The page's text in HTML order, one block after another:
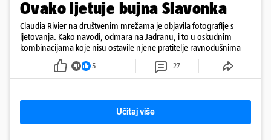
Ovako ljetuje bujna Slavonka
Claudia Rivier na društvenim mrežama je objavila fotografije s
ljetovanja. Kako navodi, odmara na Jadranu, i to u oskudnim
kombinacijama koje nisu ostavile njene pratitelje ravnodušnima
5 27
Učitaj više